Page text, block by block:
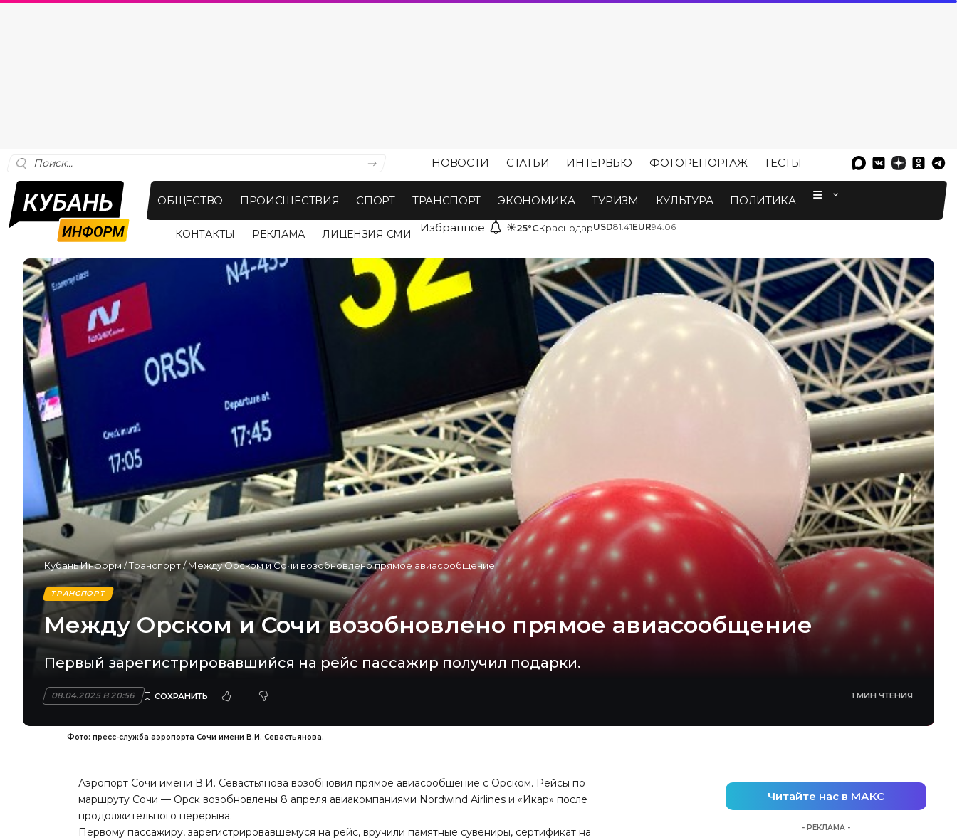
НОВОСТИ СТАТЬИ ИНТЕРВЬЮ ФОТОРЕПОРТАЖ ТЕСТЫ
ОБЩЕСТВО ПРОИСШЕСТВИЯ СПОРТ ТРАНСПОРТ ЭКОНОМИКА ТУРИЗМ КУЛЬТУРА ПОЛИТИКА
КОНТАКТЫ РЕКЛАМА ЛИЦЕНЗИЯ СМИ Избранное ☀25°CКраснодарUSD81.41EUR94.06
Кубань Информ/Транспорт/Между Орском и Сочи возобновлено прямое авиасообщение
ТРАНСПОРТ
Между Орском и Сочи возобновлено прямое авиасообщение
Первый зарегистрировавшийся на рейс пассажир получил подарки.
08.04.2025 В 20:56 1 МИН ЧТЕНИЯ
Фото: пресс-служба аэропорта Сочи имени В.И. Севастьянова.
Аэропорт Сочи имени В.И. Севастьянова возобновил прямое авиасообщение с Орском. Рейсы по
маршруту Сочи — Орск возобновлены 8 апреля авиакомпаниями Nordwind Airlines и «Икар» после
продолжительного перерыва.
Первому пассажиру, зарегистрировавшемуся на рейс, вручили памятные сувениры, сертификат на
Читайте нас в МАКС
- РЕКЛАМА -